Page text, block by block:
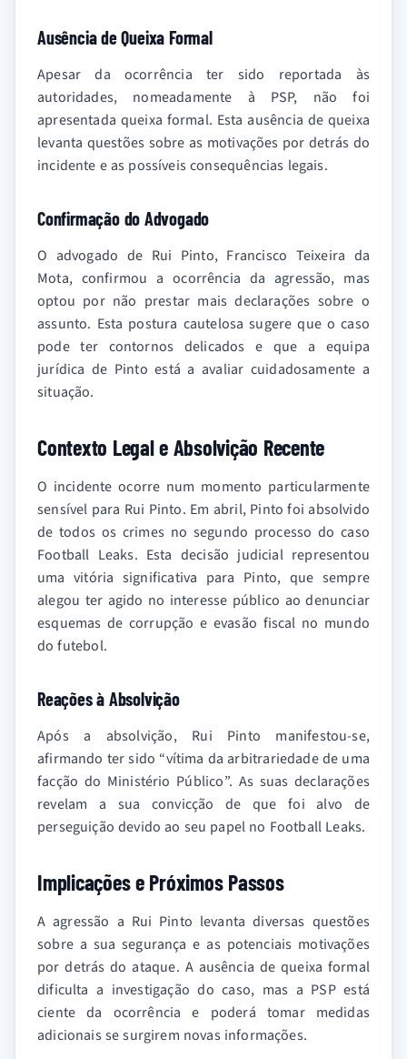
Ausência de Queixa Formal
Apesar da ocorrência ter sido reportada às
autoridades, nomeadamente à PSP, não foi
apresentada queixa formal. Esta ausência de queixa
levanta questões sobre as motivações por detrás do
incidente e as possíveis consequências legais.
Confirmação do Advogado
O advogado de Rui Pinto, Francisco Teixeira da
Mota, confirmou a ocorrência da agressão, mas
optou por não prestar mais declarações sobre o
assunto. Esta postura cautelosa sugere que o caso
pode ter contornos delicados e que a equipa
jurídica de Pinto está a avaliar cuidadosamente a
situação.
Contexto Legal e Absolvição Recente
O incidente ocorre num momento particularmente
sensível para Rui Pinto. Em abril, Pinto foi absolvido
de todos os crimes no segundo processo do caso
Football Leaks. Esta decisão judicial representou
uma vitória significativa para Pinto, que sempre
alegou ter agido no interesse público ao denunciar
esquemas de corrupção e evasão fiscal no mundo
do futebol.
Reações à Absolvição
Após a absolvição, Rui Pinto manifestou-se,
afirmando ter sido “vítima da arbitrariedade de uma
facção do Ministério Público”. As suas declarações
revelam a sua convicção de que foi alvo de
perseguição devido ao seu papel no Football Leaks.
Implicações e Próximos Passos
A agressão a Rui Pinto levanta diversas questões
sobre a sua segurança e as potenciais motivações
por detrás do ataque. A ausência de queixa formal
dificulta a investigação do caso, mas a PSP está
ciente da ocorrência e poderá tomar medidas
adicionais se surgirem novas informações.